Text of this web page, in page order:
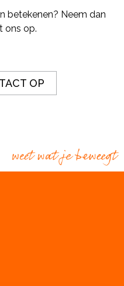
betekenen? Neem dan
ons op.
OP